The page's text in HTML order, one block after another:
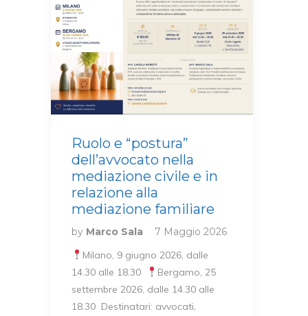
Ruolo e “postura”
dell’avvocato nella
mediazione civile e in
relazione alla
mediazione familiare
by Marco Sala
7 Maggio 2026
⁠⁠Milano, 9 giugno 2026, dalle
14.30 alle 18.30
Bergamo, 25
settembre 2026, dalle 14.30 alle
18.30 Destinatari: avvocati,